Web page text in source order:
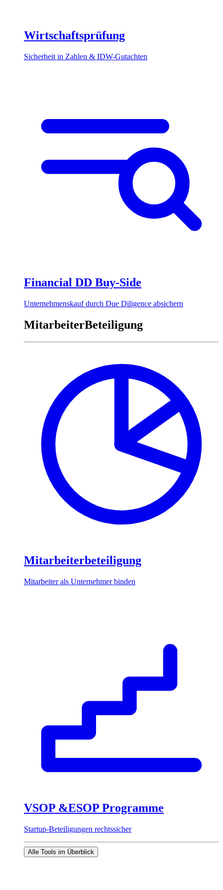
Wirtschaftsprüfung
Sicherheit in Zahlen & IDW-Gutachten
Financial DD Buy-Side
Unternehmenskauf durch Due Diligence absichern
MitarbeiterBeteiligung
Mitarbeiterbeteiligung
Mitarbeiter als Unternehmer binden
VSOP &ESOP Programme
Startup-Beteiligungen rechtssicher
Alle Tools im Überblick